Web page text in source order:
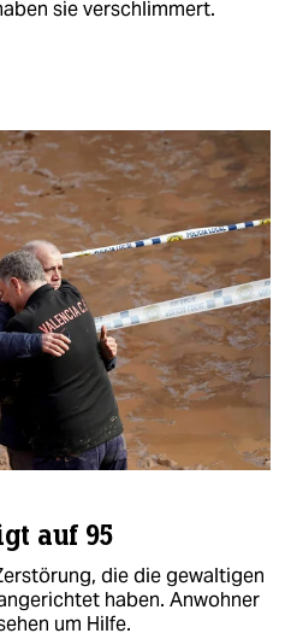
sie verschlimmert.
auf 95
die die gewaltigen
haben. Anwohner
um Hilfe.